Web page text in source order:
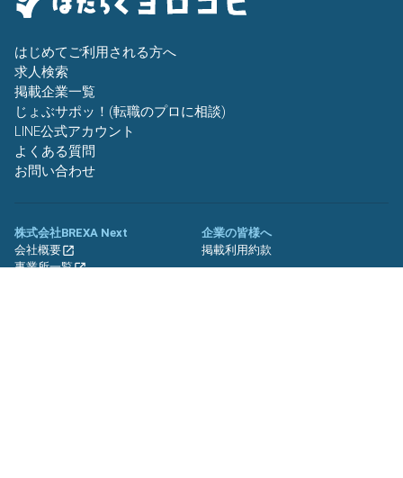
はじめてご利用される方へ
求人検索
掲載企業一覧
じょぶサポッ！(転職のプロに相談)
LINE公式アカウント
よくある質問
お問い合わせ
株式会社BREXA Next
会社概要
事業所一覧
企業の皆様へ
掲載利用約款